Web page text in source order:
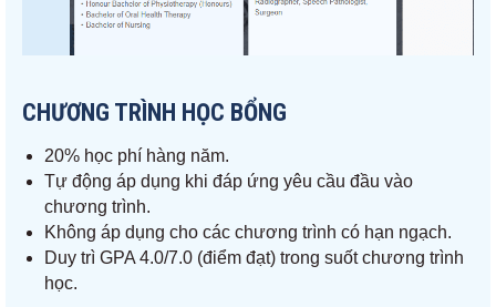
CHƯƠNG TRÌNH HỌC BỔNG
20% học phí hàng năm.
Tự động áp dụng khi đáp ứng yêu cầu đầu vào
chương trình.
Không áp dụng cho các chương trình có hạn ngạch.
Duy trì GPA 4.0/7.0 (điểm đạt) trong suốt chương trình
học.